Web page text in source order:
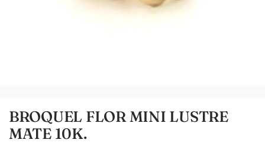
BROQUEL FLOR MINI LUSTRE
MATE 10K.